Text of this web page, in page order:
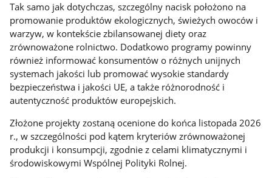
Tak samo jak dotychczas, szczególny nacisk położono na
promowanie produktów ekologicznych, świeżych owoców i
warzyw, w kontekście zbilansowanej diety oraz
zrównoważone rolnictwo. Dodatkowo programy powinny
również informować konsumentów o różnych unijnych
systemach jakości lub promować wysokie standardy
bezpieczeństwa i jakości UE, a także różnorodność i
autentyczność produktów europejskich.
Złożone projekty zostaną ocenione do końca listopada 2026
r., w szczególności pod kątem kryteriów zrównoważonej
produkcji i konsumpcji, zgodnie z celami klimatycznymi i
środowiskowymi Wspólnej Polityki Rolnej.